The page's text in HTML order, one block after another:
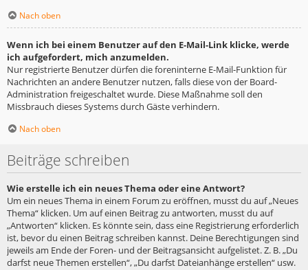
Nach oben
Wenn ich bei einem Benutzer auf den E-Mail-Link klicke, werde
ich aufgefordert, mich anzumelden.
Nur registrierte Benutzer dürfen die foreninterne E-Mail-Funktion für
Nachrichten an andere Benutzer nutzen, falls diese von der Board-
Administration freigeschaltet wurde. Diese Maßnahme soll den
Missbrauch dieses Systems durch Gäste verhindern.
Nach oben
Beiträge schreiben
Wie erstelle ich ein neues Thema oder eine Antwort?
Um ein neues Thema in einem Forum zu eröffnen, musst du auf „Neues
Thema“ klicken. Um auf einen Beitrag zu antworten, musst du auf
„Antworten“ klicken. Es könnte sein, dass eine Registrierung erforderlich
ist, bevor du einen Beitrag schreiben kannst. Deine Berechtigungen sind
jeweils am Ende der Foren- und der Beitragsansicht aufgelistet. Z. B. „Du
darfst neue Themen erstellen“, „Du darfst Dateianhänge erstellen“ usw.